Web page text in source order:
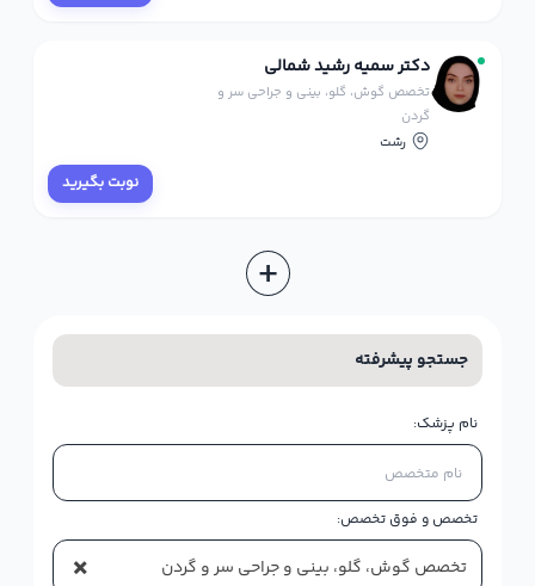
دکتر سمیه رشید شمالی
تخصص گوش، گلو، بینی و جراحی سر و
گردن
رشت
نوبت بگیرید
نام پزشک:
تخصص و فوق تخصص:
تخصص گوش، گلو، بینی و جراحی سر و گردن
استان: